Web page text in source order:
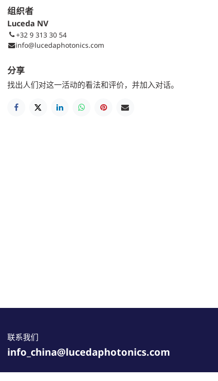
组织者
Luceda NV
+32 9 313 30 54
info@lucedaphotonics.com
分享
找出人们对这一活动的看法和评价，并加入对话。
联系我们
info_china@lucedaphotonics.com